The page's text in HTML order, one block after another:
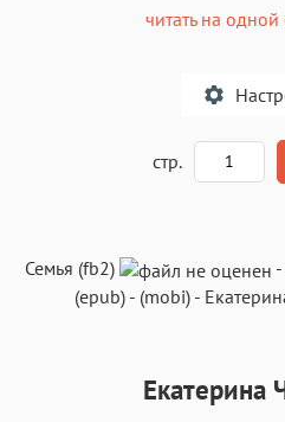
читать на одной
стр.
Семья (fb2) -
(epub) - (mobi) -